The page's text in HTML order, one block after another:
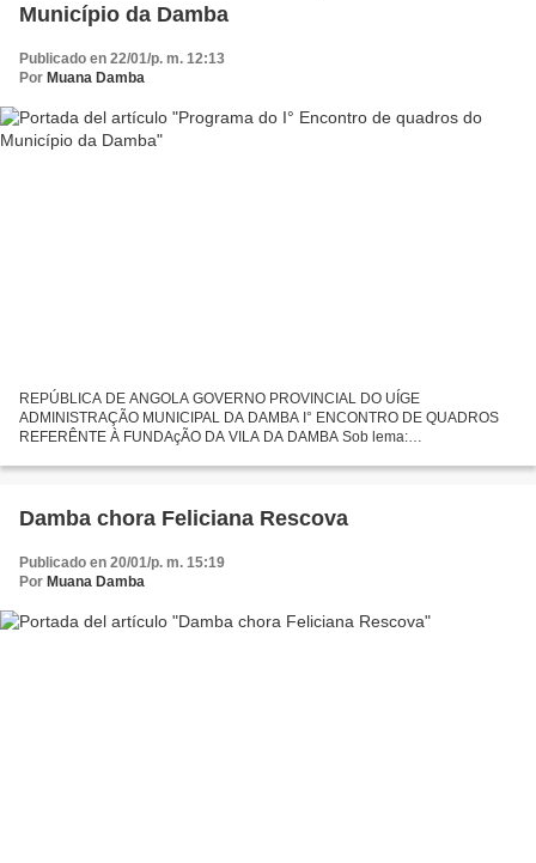
Município da Damba
Publicado en 22/01/p. m. 12:13
Por Muana Damba
REPÚBLICA DE ANGOLA GOVERNO PROVINCIAL DO UÍGE
ADMINISTRAÇÃO MUNICIPAL DA DAMBA I° ENCONTRO DE QUADROS
REFERÊNTE À FUNDAçÃO DA VILA DA DAMBA Sob lema:
----------------------- Damba é um dos municípios...
Damba chora Feliciana Rescova
Publicado en 20/01/p. m. 15:19
Por Muana Damba